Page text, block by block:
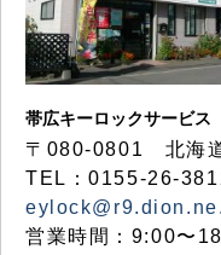
帯広キーロックサービス
〒080-0801 北海
TEL：0155-26-
営業時間：9:00〜